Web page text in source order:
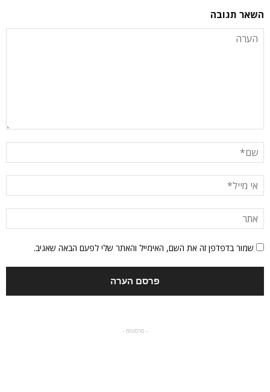
השאר תגובה
שמור בדפדפן זה את השם, האימייל והאתר שלי לפעם הבאה שאגיב.
- פרסומת -